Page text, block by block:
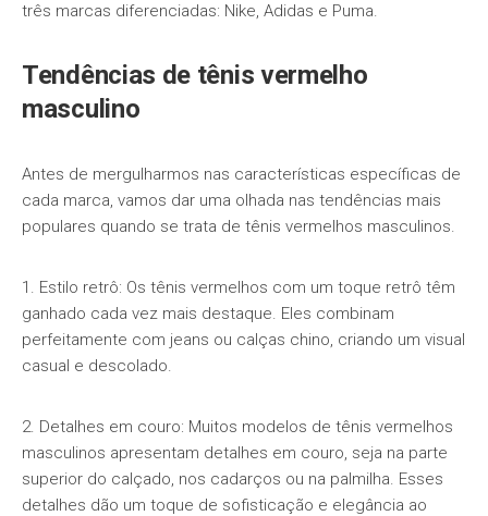
três marcas diferenciadas: Nike, Adidas e Puma.
Tendências de tênis vermelho
masculino
Antes de mergulharmos nas características específicas de
cada marca, vamos dar uma olhada nas tendências mais
populares quando se trata de tênis vermelhos masculinos.
1. Estilo retrô: Os tênis vermelhos com um toque retrô têm
ganhado cada vez mais destaque. Eles combinam
perfeitamente com jeans ou calças chino, criando um visual
casual e descolado.
2. Detalhes em couro: Muitos modelos de tênis vermelhos
masculinos apresentam detalhes em couro, seja na parte
superior do calçado, nos cadarços ou na palmilha. Esses
detalhes dão um toque de sofisticação e elegância ao